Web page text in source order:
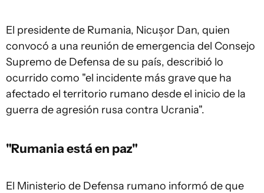
El presidente de Rumania, Nicușor Dan, quien
convocó a una reunión de emergencia del Consejo
Supremo de Defensa de su país, describió lo
ocurrido como "el incidente más grave que ha
afectado el territorio rumano desde el inicio de la
guerra de agresión rusa contra Ucrania".
"Rumania está en paz"
El Ministerio de Defensa rumano informó de que